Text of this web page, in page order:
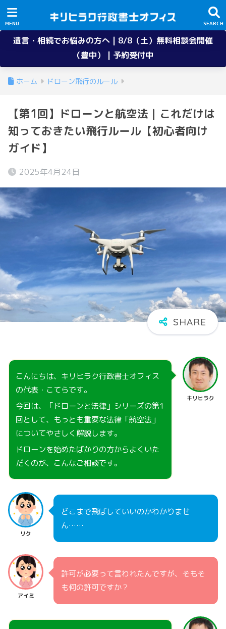
遺言・相続でお悩みの方へ | 8/8（土）無料相談会開催
（豊中） | 予約受付中
ホーム ドローン飛行のルール
【第1回】ドローンと航空法｜これだけは
知っておきたい飛行ルール【初心者向け
ガイド】
2025年4月24日
キリヒラク
こんにちは、キリヒラク行政書士オフィス
の代表・こてらです。
今回は、「ドローンと法律」シリーズの第1
回として、もっとも重要な法律「航空法」
についてやさしく解説します。
ドローンを始めたばかりの方からよくいた
だくのが、こんなご相談です。
リク
どこまで飛ばしていいのかわかりませ
ん……
アイミ
許可が必要って言われたんですが、そもそ
も何の許可ですか？